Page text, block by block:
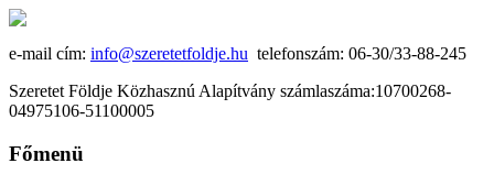
e-mail cím: info@szeretetfoldje.hu telefonszám: 06-30/33-88-245
Szeretet Földje Közhasznú Alapítvány számlaszáma:10700268-
04975106-51100005
Főmenü